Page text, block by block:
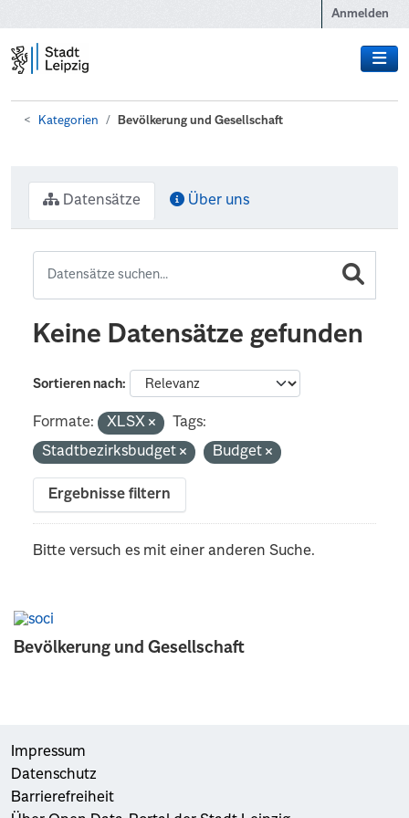
Anmelden
Kategorien Bevölkerung und Gesellschaft
Bevölkerung und Gesellschaft
Datensätze Über uns
Keine Datensätze gefunden
Sortieren nach
Formate: XLSX
Tags:
Stadtbezirksbudget
Budget
Ergebnisse filtern
Bitte versuch es mit einer anderen Suche.
Impressum
Datenschutz
Barrierefreiheit